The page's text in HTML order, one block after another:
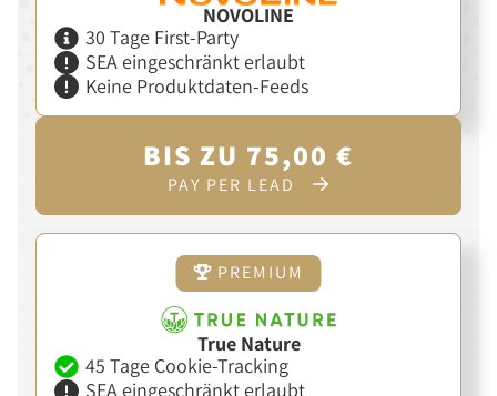
NOVOLINE
30 Tage First-Party
SEA eingeschränkt erlaubt
Keine Produktdaten-Feeds
BIS ZU 75,00 €
PAY PER LEAD
PREMIUM
True Nature
45 Tage Cookie-Tracking
SEA eingeschränkt erlaubt